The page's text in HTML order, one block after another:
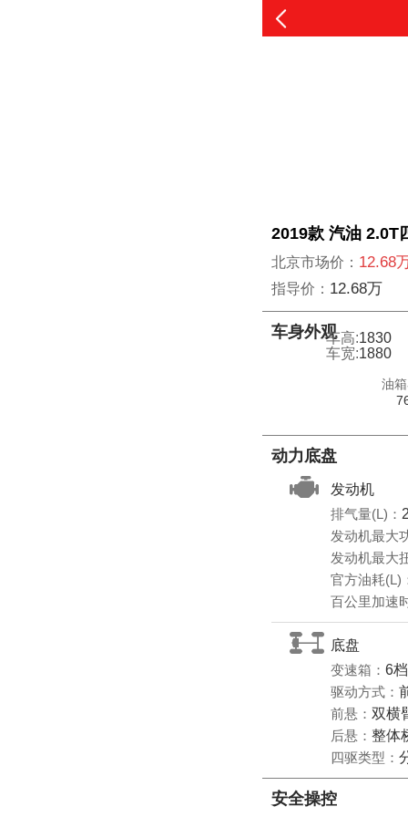
2019款 汽油 2.0T
北京市场价： 12.68
指导价： 12.68万
车身外观
车宽:1880
车高:1830
油
动力底盘
发动机
排气量(L)：
发动机最大
发动机最大
官方油耗(L)
百公里加速
底盘
变速箱： 6
驱动方式：
前悬： 双横
后悬： 整体
四驱类型：
安全操控